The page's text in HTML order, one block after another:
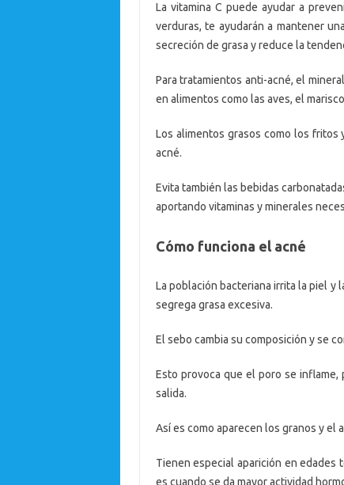
La vitamina C puede ayudar a
verduras, te ayudarán a mantener
secreción de grasa y reduce la
Para tratamientos anti-acné, el
en alimentos como las aves, el
Los alimentos grasos como los
acné.
Evita también las bebidas
aportando vitaminas y minerales
Cómo funciona el acné
La población bacteriana irrita la piel y
segrega grasa excesiva.
El sebo cambia su composición y se
Esto provoca que el poro se
salida.
Así es como aparecen los granos y el
Tienen especial aparición en edades
es cuando se da mayor actividad